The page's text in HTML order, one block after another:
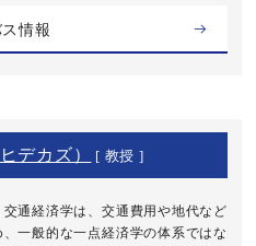
情報
カズ） [ 教授 ]
通経済学は、交通費用や地代など
一般的な一点経済学の体系ではな